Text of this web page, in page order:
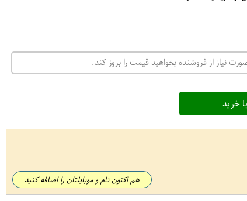
نیاز از فروشنده بخواهید قیمت را بروز کند.
خرید
هم اکنون نام و موبایلتان را اضافه کنید